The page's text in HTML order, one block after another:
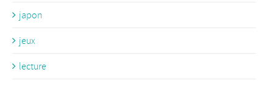
japon
jeux
lecture